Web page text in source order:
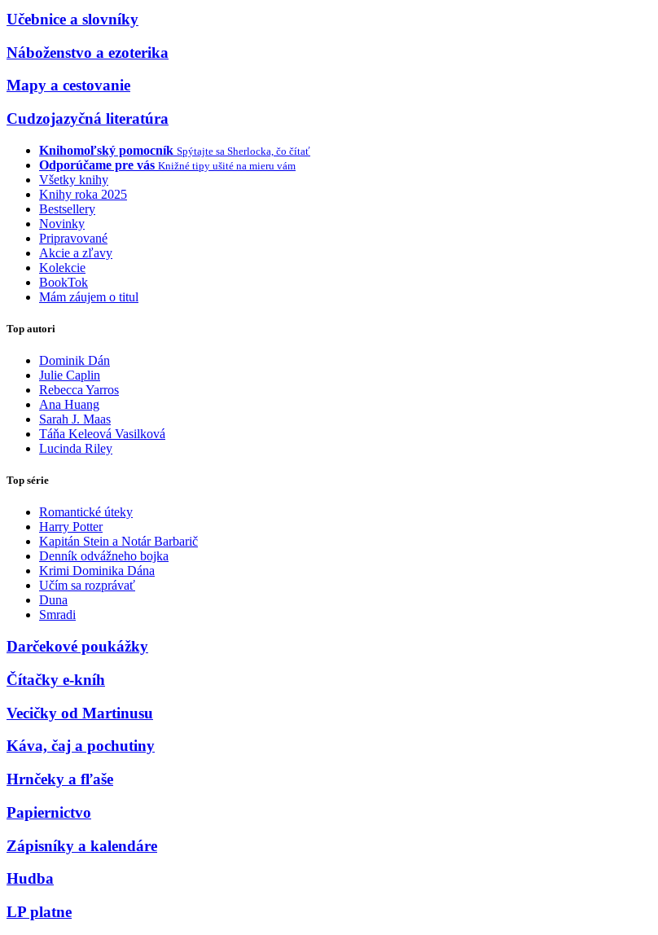
Učebnice a slovníky
Náboženstvo a ezoterika
Mapy a cestovanie
Cudzojazyčná literatúra
Knihomoľský pomocník Spýtajte sa Sherlocka, čo čítať
Odporúčame pre vás Knižné tipy ušité na mieru vám
Všetky knihy
Knihy roka 2025
Bestsellery
Novinky
Pripravované
Akcie a zľavy
Kolekcie
BookTok
Mám záujem o titul
Top autori
Dominik Dán
Julie Caplin
Rebecca Yarros
Ana Huang
Sarah J. Maas
Táňa Keleová Vasilková
Lucinda Riley
Top série
Romantické úteky
Harry Potter
Kapitán Stein a Notár Barbarič
Denník odvážneho bojka
Krimi Dominika Dána
Učím sa rozprávať
Duna
Smradi
Darčekové poukážky
Čítačky e-kníh
Vecičky od Martinusu
Káva, čaj a pochutiny
Hrnčeky a fľaše
Papiernictvo
Zápisníky a kalendáre
Hudba
LP platne